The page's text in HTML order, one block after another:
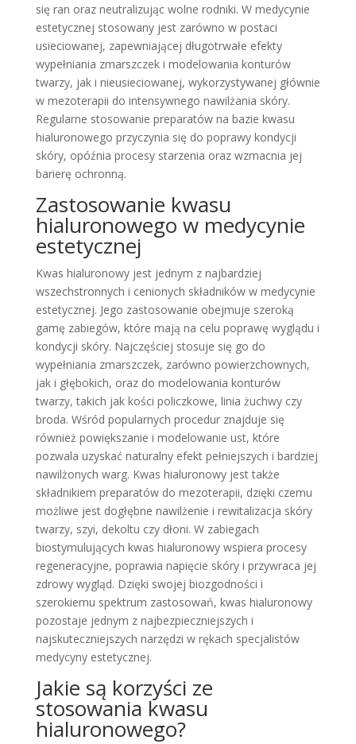
się ran oraz neutralizując wolne rodniki. W medycynie
estetycznej stosowany jest zarówno w postaci
usieciowanej, zapewniającej długotrwałe efekty
wypełniania zmarszczek i modelowania konturów
twarzy, jak i nieusieciowanej, wykorzystywanej głównie
w mezoterapii do intensywnego nawilżania skóry.
Regularne stosowanie preparatów na bazie kwasu
hialuronowego przyczynia się do poprawy kondycji
skóry, opóźnia procesy starzenia oraz wzmacnia jej
barierę ochronną.
Zastosowanie kwasu
hialuronowego w medycynie
estetycznej
Kwas hialuronowy jest jednym z najbardziej
wszechstronnych i cenionych składników w medycynie
estetycznej. Jego zastosowanie obejmuje szeroką
gamę zabiegów, które mają na celu poprawę wyglądu i
kondycji skóry. Najczęściej stosuje się go do
wypełniania zmarszczek, zarówno powierzchownych,
jak i głębokich, oraz do modelowania konturów
twarzy, takich jak kości policzkowe, linia żuchwy czy
broda. Wśród popularnych procedur znajduje się
również powiększanie i modelowanie ust, które
pozwala uzyskać naturalny efekt pełniejszych i bardziej
nawilżonych warg. Kwas hialuronowy jest także
składnikiem preparatów do mezoterapii, dzięki czemu
możliwe jest dogłębne nawilżenie i rewitalizacja skóry
twarzy, szyi, dekoltu czy dłoni. W zabiegach
biostymulujących kwas hialuronowy wspiera procesy
regeneracyjne, poprawia napięcie skóry i przywraca jej
zdrowy wygląd. Dzięki swojej biozgodności i
szerokiemu spektrum zastosowań, kwas hialuronowy
pozostaje jednym z najbezpieczniejszych i
najskuteczniejszych narzędzi w rękach specjalistów
medycyny estetycznej.
Jakie są korzyści ze
stosowania kwasu
hialuronowego?